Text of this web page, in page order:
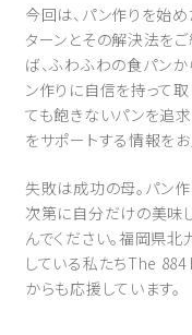
今回は、パン作りを始
ターンとその解決法を
ば、ふわふわの食パン
ン作りに自信を持って
ても飽きないパンを追
をサポートする情報をお
失敗は成功の母。パン作
次第に自分だけの美味
んでください。福岡県
している私たちThe
からも応援しています。